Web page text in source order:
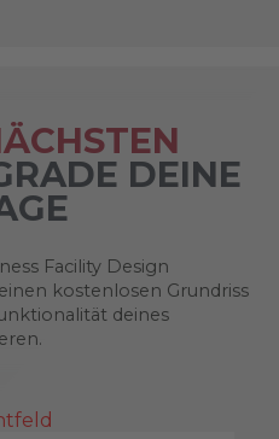
DEINE
Facility Design
kostenlosen Grundriss
deines